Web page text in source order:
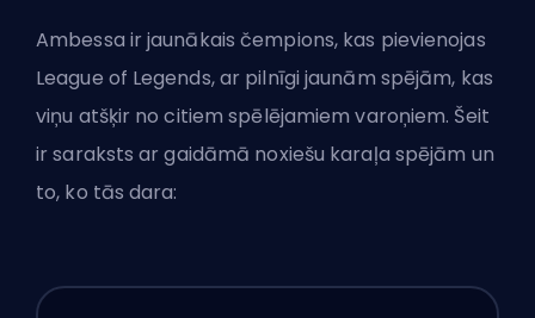
Ambessa ir jaunākais čempions, kas pievienojas
League of Legends, ar pilnīgi jaunām spējām, kas
viņu atšķir no citiem spēlējamiem varoņiem. Šeit
ir saraksts ar gaidāmā noxiešu karaļa spējām un
to, ko tās dara: